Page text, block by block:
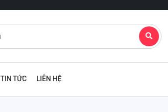
TIN TỨC LIÊN HỆ